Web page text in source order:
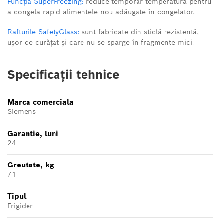
a congela rapid alimentele nou adăugate în congelator.
Rafturile SafetyGlass: sunt fabricate din sticlă rezistentă,
ușor de curățat și care nu se sparge în fragmente mici.
Specificații tehnice
Marca comerciala
Siemens
Garantie, luni
24
Greutate, kg
71
Tipul
Frigider